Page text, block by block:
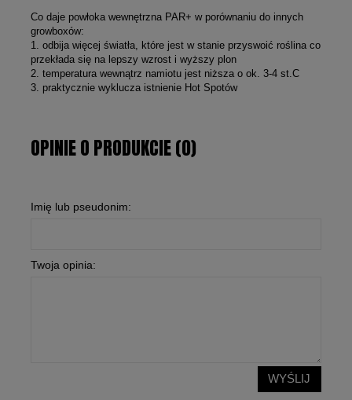
Co daje powłoka wewnętrzna PAR+ w porównaniu do innych
growboxów:
1. odbija więcej światła, które jest w stanie przyswoić roślina co
przekłada się na lepszy wzrost i wyższy plon
2. temperatura wewnątrz namiotu jest niższa o ok. 3-4 st.C
3. praktycznie wyklucza istnienie Hot Spotów
OPINIE O PRODUKCIE (0)
Imię lub pseudonim:
Twoja opinia:
WYŚLIJ